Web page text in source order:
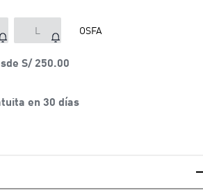
L OSFA
S/ 250.00
en 30 días